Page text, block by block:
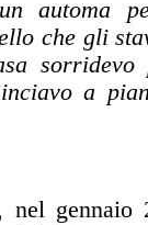
automa
che gli
a
nel